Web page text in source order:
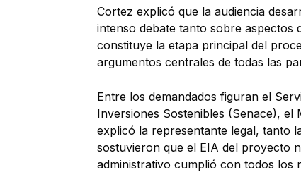
Cortez explicó que la audiencia
intenso debate tanto sobre aspectos
constituye la etapa principal del
argumentos centrales de todas las
Entre los demandados figuran el
Inversiones Sostenibles (Senace),
explicó la representante legal, tanto
sostuvieron que el EIA del proyecto
administrativo cumplió con todos los